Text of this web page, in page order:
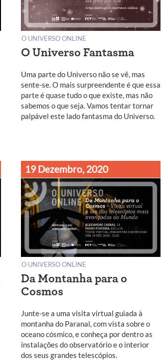
O UNIVERSO ONLINE
O Universo Fantasma
Uma parte do Universo não se vê, mas
sente-se. O mais surpreendente é que essa
parte é quase tudo o que existe, mas não
sabemos o que seja. Vamos tentar tornar
palpável este lado fantasma do Universo.
19 Dezembro, 2020
O UNIVERSO ONLINE
Da Montanha para o
Cosmos
Junte-se a uma visita virtual guiada à
montanha do Paranal, com vista sobre o
oceano cósmico, e conheça por dentro as
instalações do observatório e o interior
dos seus grandes telescópios.